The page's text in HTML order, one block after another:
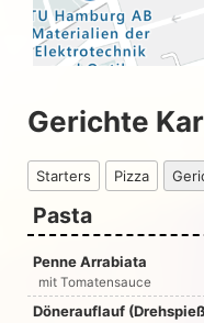
Gerichte
Starters Pizza
Pasta
Penne Arrabiata
mit Tomatensauce
Dönerauflauf